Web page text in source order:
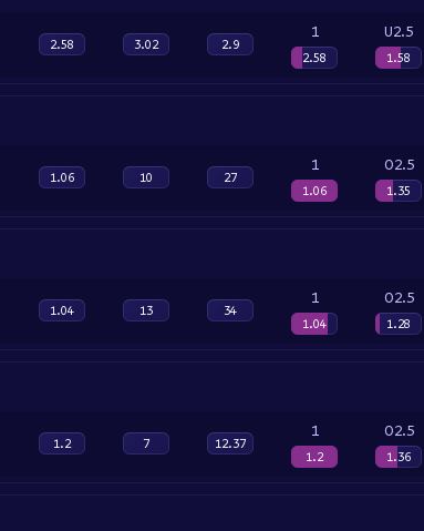
2.58 3.02 2.9
1
2.58
U2.5
1.58
1.06 10 27
1
1.06
O2.5
1.35
1.04 13 34
1
1.04
O2.5
1.28
1.2 7 12.37
1
1.2
O2.5
1.36